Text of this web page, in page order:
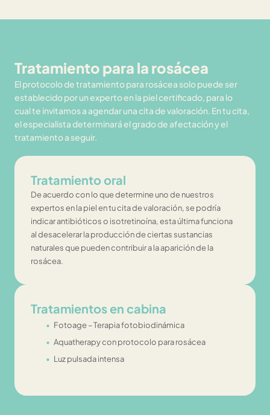
Tratamiento para la rosácea
El protocolo de tratamiento para rosácea solo puede ser
establecido por un experto en la piel certificado, para lo
cual te invitamos a agendar una cita de valoración. En tu cita,
el especialista determinará el grado de afectación y el
tratamiento a seguir.
Tratamiento oral
De acuerdo con lo que determine uno de nuestros
expertos en la piel en tu cita de valoración, se podría
indicar antibióticos o isotretinoína, esta última funciona
al desacelerar la producción de ciertas sustancias
naturales que pueden contribuir a la aparición de la
rosácea.
Tratamientos en cabina
Fotoage – Terapia fotobiodinámica
Aquatherapy con protocolo para rosácea
Luz pulsada intensa